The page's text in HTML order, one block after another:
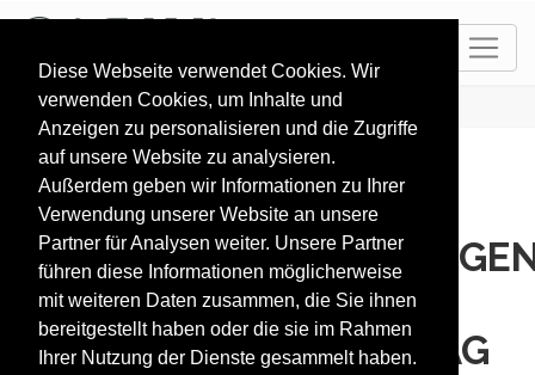
Diese Webseite verwendet Cookies. Wir
verwenden Cookies, um Inhalte und
Anzeigen zu personalisieren und die Zugriffe
auf unsere Website zu analysieren.
Außerdem geben wir Informationen zu Ihrer
Verwendung unserer Website an unsere
Partner für Analysen weiter. Unsere Partner
führen diese Informationen möglicherweise
mit weiteren Daten zusammen, die Sie ihnen
bereitgestellt haben oder die sie im Rahmen
Ihrer Nutzung der Dienste gesammelt haben.
HOME AGB
ALLGEMEINE
FÜRiSKI DOMAINS /
SKI.CC / INTERMAPS AG